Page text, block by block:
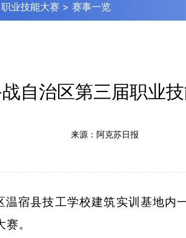
职业技能大赛 > 赛事一览
自治区第三届职业
来源：阿克苏日报
温宿县技工学校建筑实训基地内
。